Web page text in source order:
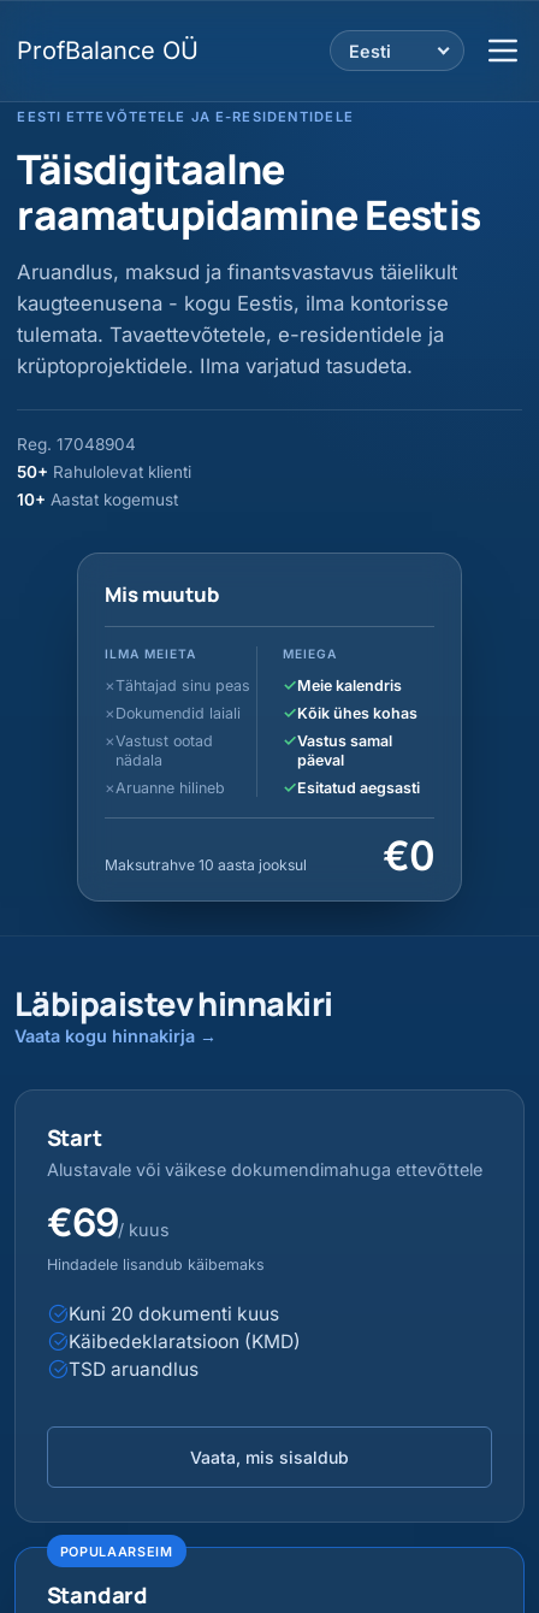
ProfBalance OÜ Eesti
EESTI ETTEVÕTETELE JA E-RESIDENTIDELE
Täisdigitaalne
raamatupidamine Eestis
Aruandlus, maksud ja finantsvastavus täielikult
kaugteenusena - kogu Eestis, ilma kontorisse
tulemata. Tavaettevõtetele, e-residentidele ja
krüptoprojektidele. Ilma varjatud tasudeta.
Reg. 17048904
50+ Rahulolevat klienti
10+ Aastat kogemust
Mis muutub
ILMA MEIETA MEIEGA
Tähtajad sinu peas Meie kalendris
✓
Dokumendid laiali Kõik ühes kohas
✓
Vastust ootad
nädala
Vastus samal
päeval
✓
Aruanne hilineb Esitatud aegsasti
✓
Maksutrahve 10 aasta jooksul €0
Läbipaistev hinnakiri
Vaata kogu hinnakirja →
Start
Alustavale või väikese dokumendimahuga ettevõttele
€69/ kuus
Hindadele lisandub käibemaks
Kuni 20 dokumenti kuus
Käibedeklaratsioon (KMD)
TSD aruandlus
Vaata, mis sisaldub
POPULAARSEIM
Standard